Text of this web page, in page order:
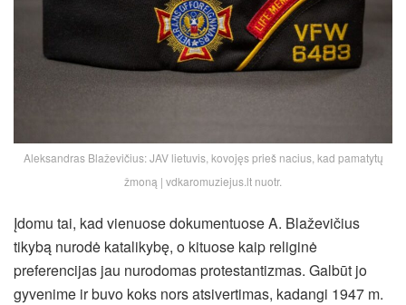
Aleksandras Blaževičius: JAV lietuvis, kovojęs prieš nacius, kad pamatytų
žmoną | vdkaromuziejus.lt nuotr.
Įdomu tai, kad vienuose dokumentuose A. Blaževičius
tikybą nurodė katalikybę, o kituose kaip religinė
preferencijas jau nurodomas protestantizmas. Galbūt jo
gyvenime ir buvo koks nors atsivertimas, kadangi 1947 m.